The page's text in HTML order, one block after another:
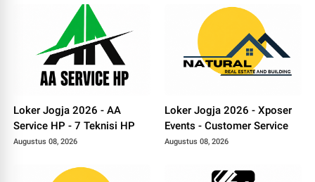
Loker Jogja 2026 - AA
Service HP - 7 Teknisi HP
Augustus 08, 2026
Loker Jogja 2026 - Xposer
Events - Customer Service
Augustus 08, 2026